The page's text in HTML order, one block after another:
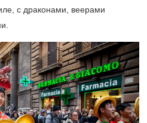
с драконами, веерами